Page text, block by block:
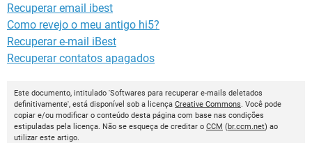
Recuperar email ibest
Como revejo o meu antigo hi5?
Recuperar e-mail iBest
Recuperar contatos apagados
Este documento, intitulado 'Softwares para recuperar e-mails deletados
definitivamente', está disponível sob a licença Creative Commons. Você pode
copiar e/ou modificar o conteúdo desta página com base nas condições
estipuladas pela licença. Não se esqueça de creditar o CCM (br.ccm.net) ao
utilizar este artigo.